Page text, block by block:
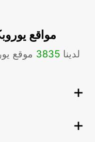
مواقع
لدينا 3835 موقع